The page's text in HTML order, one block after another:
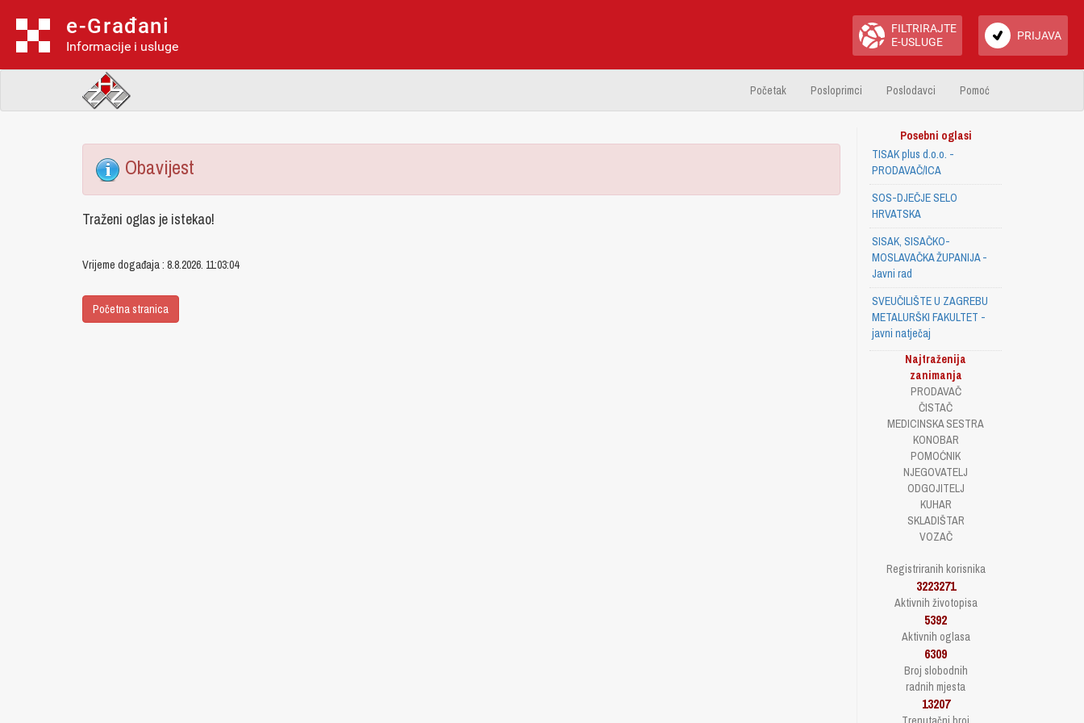
e-Građani
Informacije i usluge
FILTRIRAJTE
E-USLUGE
PRIJAVA
Početak Posloprimci Poslodavci Pomoć
Obavijest
Traženi oglas je istekao!
Vrijeme događaja : 8.8.2026. 11:03:04
Početna stranica
Posebni oglasi
TISAK plus d.o.o. -
PRODAVAČ/ICA
SOS-DJEČJE SELO
HRVATSKA
SISAK, SISAČKO-
MOSLAVAČKA ŽUPANIJA -
Javni rad
SVEUČILIŠTE U ZAGREBU
METALURŠKI FAKULTET -
javni natječaj
Najtraženija
zanimanja
PRODAVAČ
ČISTAČ
MEDICINSKA SESTRA
KONOBAR
POMOĆNIK
NJEGOVATELJ
ODGOJITELJ
KUHAR
SKLADIŠTAR
VOZAČ
Registriranih korisnika
3223271
Aktivnih životopisa
5392
Aktivnih oglasa
6309
Broj slobodnih
radnih mjesta
13207